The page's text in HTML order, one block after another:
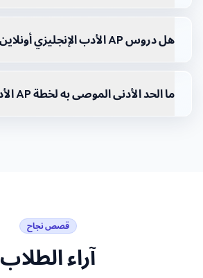
هل دروس AP الأدب الإنجليزي أونلاين؟
ما الحد الأدنى الموصى به لخطة AP الأدب الإنجليزي؟
قصص نجاح
آراء الطلاب